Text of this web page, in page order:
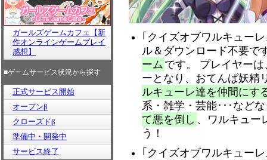
ガールズゲームカフェ【新
作オンラインゲームプレイ
感想】
■ゲームサービス状況から探す
正式サービス開始
オープンβ
クローズドβ
準備中・開発中
サービス終了
｢クイズオブワルキュー
ル＆ダウンロード不要で
ーム です。 プレイヤー
ーとなり、おてんば妖精
ルキューレ達を仲間にす
系・雑学・芸能･･･など
て悪を倒し 、ワルキュー
う！
｢クイズオブワルキュー